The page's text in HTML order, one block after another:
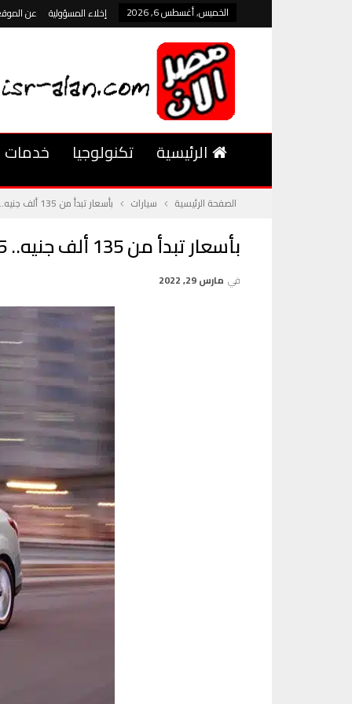
الخميس, أغسطس 6, 2026 إخلاء المسؤولية عن
الرئيسية تكنولوجيا خدمات
الصفحة الرئيسية سيارات بأسعار تبدأ من 135 ألف جنيه.. 5 سيارات تدعم سلامتك بنظام ESP
بأسعار تبدأ من 135 ألف جنيه.. 5 سيارات تدعم سلامتك بنظام ESP
في مارس 29, 2022